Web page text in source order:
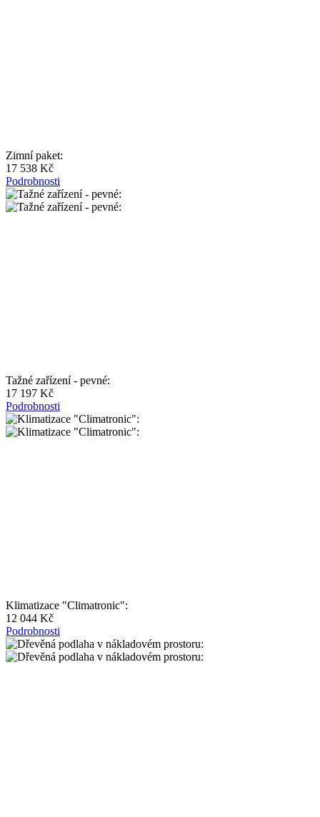
Zimní paket:
17 538 Kč
Podrobnosti
Tažné zařízení - pevné:
17 197 Kč
Podrobnosti
Klimatizace "Climatronic":
12 044 Kč
Podrobnosti